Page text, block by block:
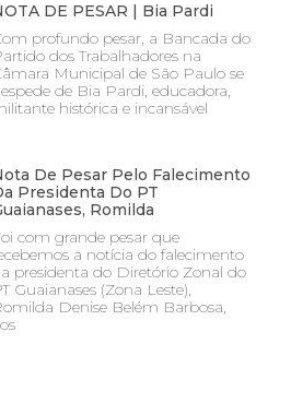
DE PESAR | Bia Pardi
profundo pesar, a Bancada do
dos Trabalhadores na
Municipal de São Paulo se
de Bia Pardi, educadora,
histórica e incansável
De Pesar Pelo Falecimento
Presidenta Do PT
Romilda
com grande pesar que
a notícia do falecimento
presidenta do Diretório Zonal do
Guaianases (Zona Leste),
Denise Belém Barbosa,